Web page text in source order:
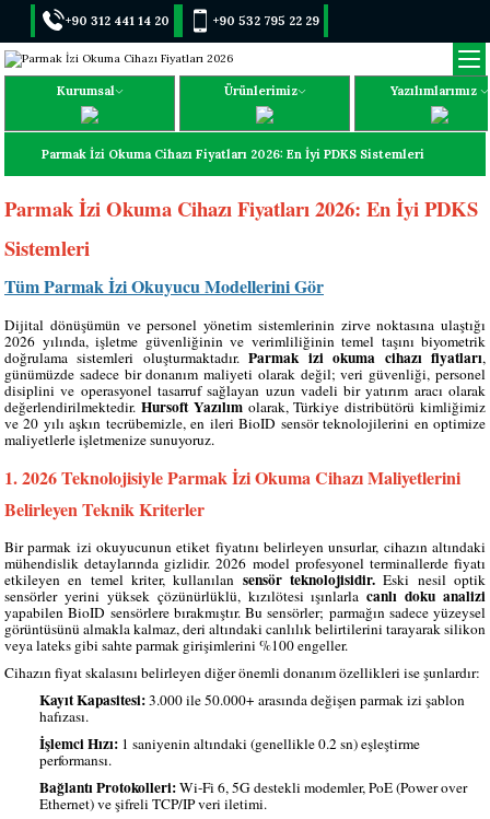
+90 312 441 14 20 +90 532 795 22 29
Kurumsal Ürünlerimiz Yazılımlarımız
Parmak İzi Okuma Cihazı Fiyatları 2026: En İyi PDKS Sistemleri
Parmak İzi Okuma Cihazı Fiyatları 2026: En İyi PDKS
Sistemleri
Tüm Parmak İzi Okuyucu Modellerini Gör
Dijital dönüşümün ve personel yönetim sistemlerinin zirve noktasına ulaştığı
2026 yılında, işletme güvenliğinin ve verimliliğinin temel taşını biyometrik
doğrulama sistemleri oluşturmaktadır.Parmak izi okuma cihazı fiyatları,
günümüzde sadece bir donanım maliyeti olarak değil; veri güvenliği, personel
disiplini ve operasyonel tasarruf sağlayan uzun vadeli bir yatırım aracı olarak
değerlendirilmektedir. Hursoft Yazılımolarak, Türkiye distribütörü kimliğimiz
ve 20 yılı aşkın tecrübemizle, en ileri BioID sensör teknolojilerini en optimize
maliyetlerle işletmenize sunuyoruz.
1. 2026 Teknolojisiyle Parmak İzi Okuma Cihazı Maliyetlerini
Belirleyen Teknik Kriterler
Bir parmak izi okuyucunun etiket fiyatını belirleyen unsurlar, cihazın altındaki
mühendislik detaylarında gizlidir. 2026 model profesyonel terminallerde fiyatı
etkileyen en temel kriter, kullanılan sensör teknolojisidir. Eski nesil optik
sensörler yerini yüksek çözünürlüklü, kızılötesi ışınlarlacanlı doku analizi
yapabilen BioID sensörlere bırakmıştır. Bu sensörler; parmağın sadece yüzeysel
görüntüsünü almakla kalmaz, deri altındaki canlılık belirtilerini tarayarak silikon
veya lateks gibi sahte parmak girişimlerini %100 engeller.
Cihazın fiyat skalasını belirleyen diğer önemli donanım özellikleri ise şunlardır:
Kayıt Kapasitesi:3.000 ile 50.000+ arasında değişen parmak izi şablon
hafızası.
İşlemci Hızı: 1 saniyenin altındaki (genellikle 0.2 sn) eşleştirme
performansı.
Bağlantı Protokolleri:Wi-Fi 6, 5G destekli modemler, PoE (Power over
Ethernet) ve şifreli TCP/IP veri iletimi.